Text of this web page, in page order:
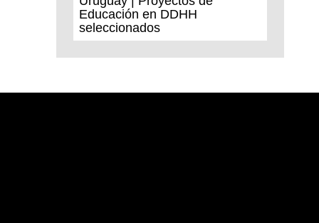
Educación en DDHH
seleccionados